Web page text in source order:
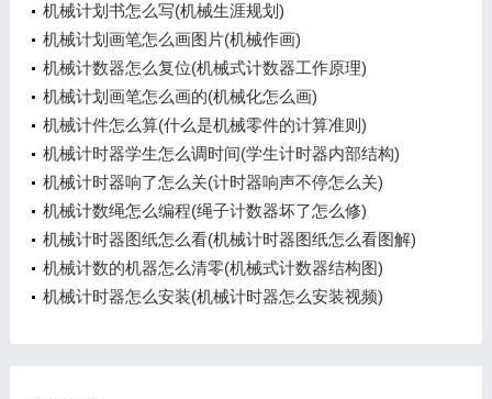
机械计划书怎么写(机械生涯规划)
机械计划画笔怎么画图片(机械作画)
机械计数器怎么复位(机械式计数器工作原理)
机械计划画笔怎么画的(机械化怎么画)
机械计件怎么算(什么是机械零件的计算准则)
机械计时器学生怎么调时间(学生计时器内部结构)
机械计时器响了怎么关(计时器响声不停怎么关)
机械计数绳怎么编程(绳子计数器坏了怎么修)
机械计时器图纸怎么看(机械计时器图纸怎么看图解)
机械计数的机器怎么清零(机械式计数器结构图)
机械计时器怎么安装(机械计时器怎么安装视频)